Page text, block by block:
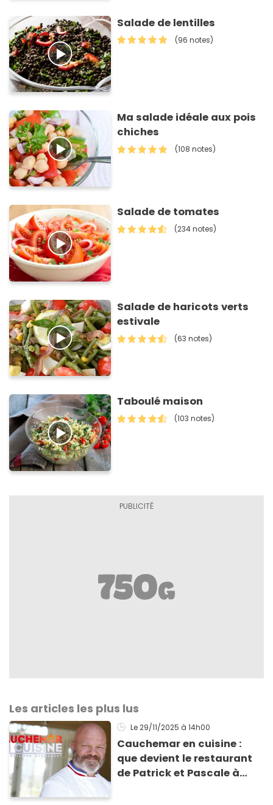
Salade de lentilles
(96 notes)
Ma salade idéale aux pois
chiches
(108 notes)
Salade de tomates
(234 notes)
Salade de haricots verts
estivale
(63 notes)
Taboulé maison
(103 notes)
Les articles les plus lus
Le 29/11/2025 à 14h00
Cauchemar en cuisine :
que devient le restaurant
de Patrick et Pascale à